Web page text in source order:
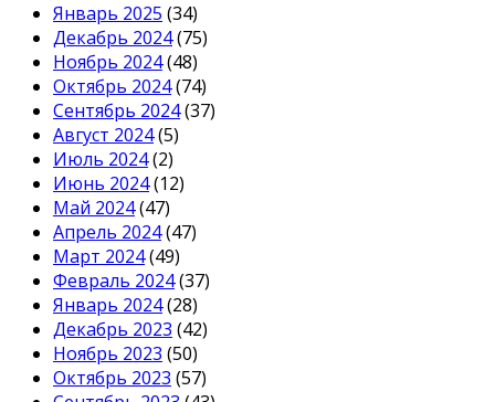
Январь 2025 (34)
Декабрь 2024(75)
Ноябрь 2024(48)
Октябрь 2024(74)
Сентябрь 2024(37)
Август 2024(5)
Июль 2024(2)
Июнь 2024(12)
Май 2024(47)
Апрель 2024(47)
Март 2024(49)
Февраль 2024(37)
Январь 2024(28)
Декабрь 2023 (42)
Ноябрь 2023 (50)
Октябрь 2023 (57)